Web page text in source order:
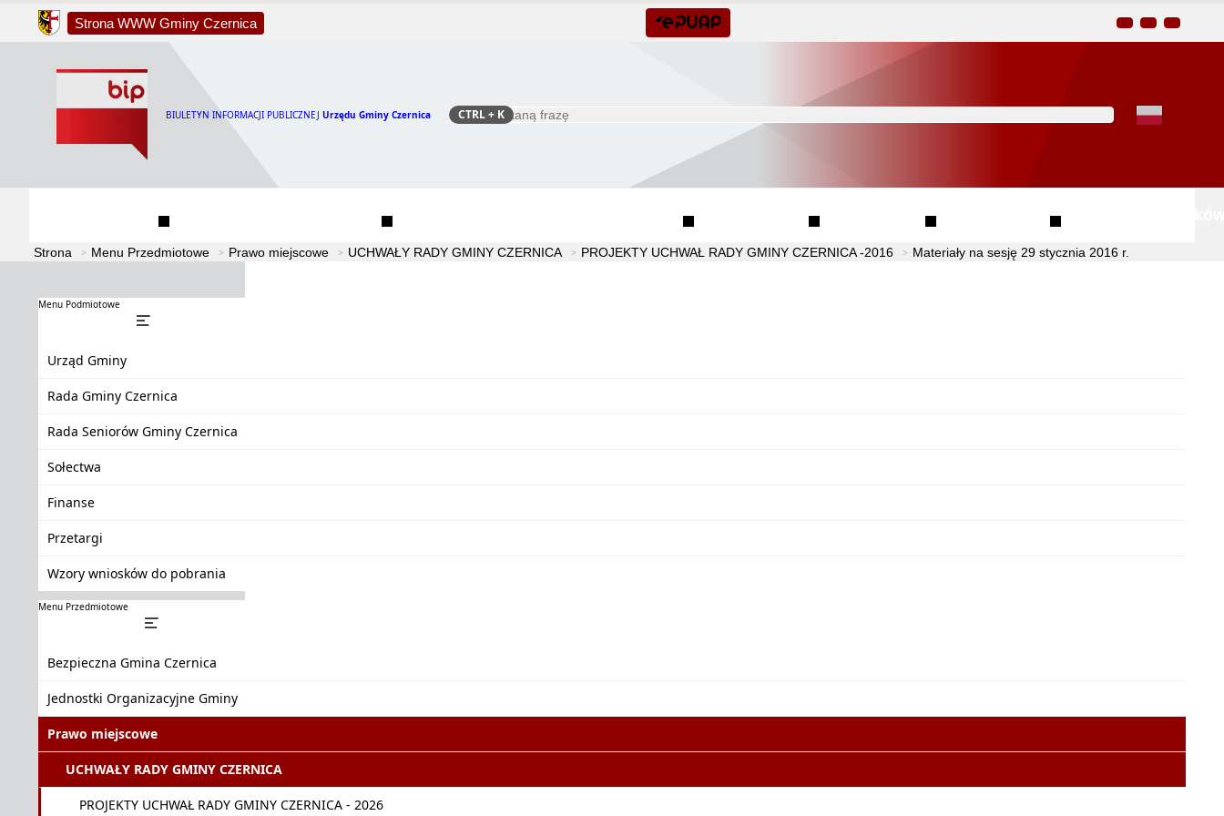
Strona WWW Gminy Czernica
BIULETYN INFORMACJI PUBLICZNEJ Urzędu Gminy Czernica Szukaj
CTRL+ K
Kliknij aby wyszukać za
Strona Menu Przedmiotowe Prawo miejscowe UCHWAŁY RADY GMINY CZERNICA PROJEKTY UCHWAŁ RADY GMINY CZERNICA -2016 Materiały na sesję 29 stycznia 2016 r.
Menu Podmiotowe
Urząd Gminy
Rada Gminy Czernica
Rada Seniorów Gminy Czernica
Sołectwa
Finanse
Przetargi
Wzory wniosków do pobrania
Menu Przedmiotowe
Bezpieczna Gmina Czernica
Jednostki Organizacyjne Gminy
Prawo miejscowe
UCHWAŁY RADY GMINY CZERNICA
PROJEKTY UCHWAŁ RADY GMINY CZERNICA - 2026